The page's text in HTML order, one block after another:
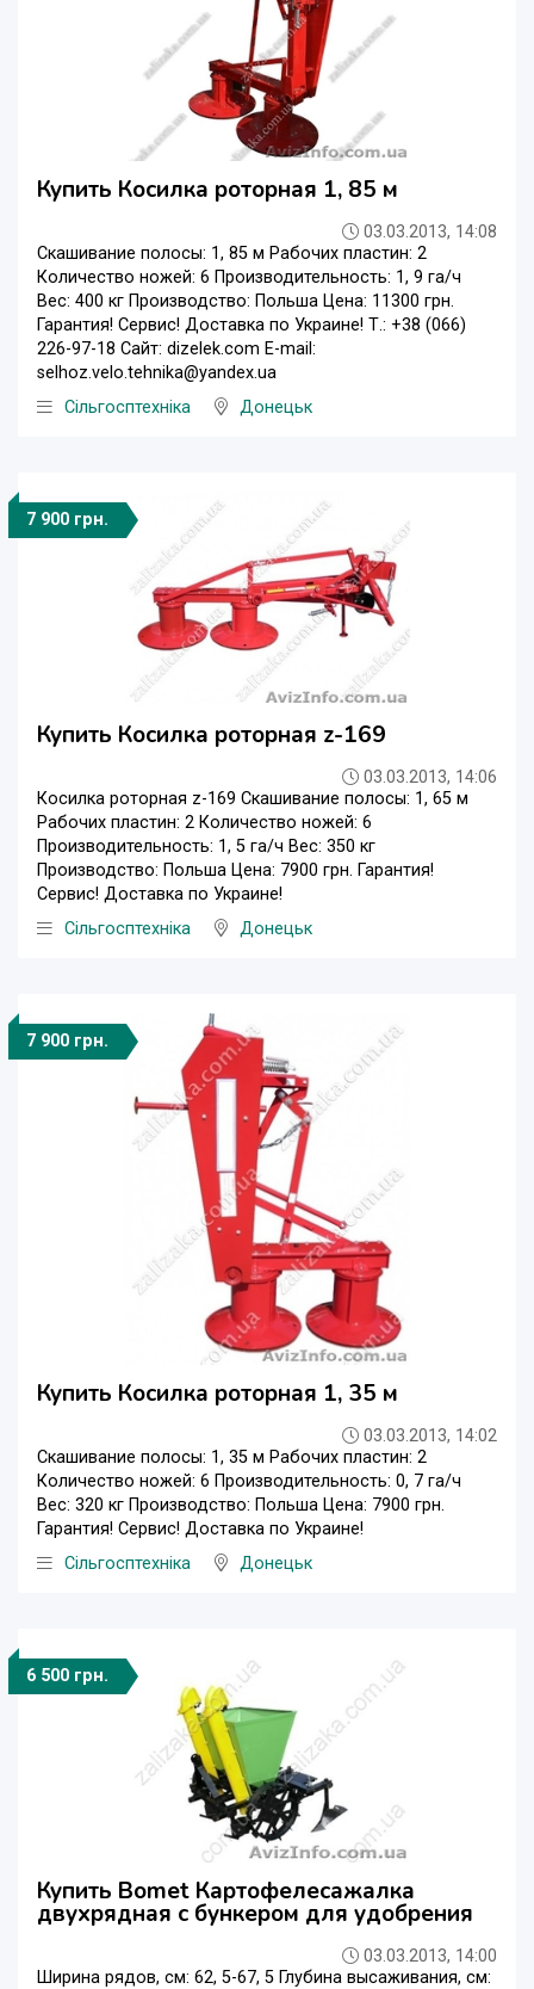
Купить Косилка роторная 1, 85 м
03.03.2013, 14:08
Скашивание полосы: 1, 85 м Рабочих пластин: 2
Количество ножей: 6 Производительность: 1, 9 га/ч
Вес: 400 кг Производство: Польша Цена: 11300 грн.
Гарантия! Сервис! Доставка по Украине! Т.: +38 (066)
226-97-18 Сайт: dizelek.com E-mail:
selhoz.velo.tehnika@yandex.ua
Сільгосптехніка
Донецьк
7 900 грн.
Купить Косилка роторная z-169
03.03.2013, 14:06
Косилка роторная z-169 Скашивание полосы: 1, 65 м
Рабочих пластин: 2 Количество ножей: 6
Производительность: 1, 5 га/ч Вес: 350 кг
Производство: Польша Цена: 7900 грн. Гарантия!
Сервис! Доставка по Украине!
Сільгосптехніка
Донецьк
7 900 грн.
Купить Косилка роторная 1, 35 м
03.03.2013, 14:02
Скашивание полосы: 1, 35 м Рабочих пластин: 2
Количество ножей: 6 Производительность: 0, 7 га/ч
Вес: 320 кг Производство: Польша Цена: 7900 грн.
Гарантия! Сервис! Доставка по Украине!
Сільгосптехніка
Донецьк
6 500 грн.
Купить Bomet Картофелесажалка
двухрядная с бункером для удобрения
03.03.2013, 14:00
Ширина рядов, см: 62, 5-67, 5 Глубина высаживания, см: